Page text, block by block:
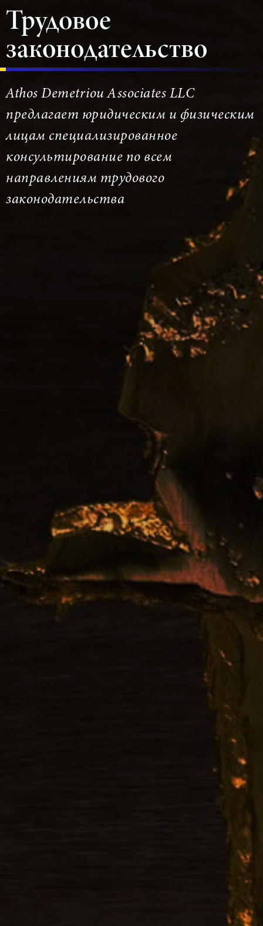
Трудовое
законодательство
Athos Demetriou Associates LLC
предлагает юридическим и физическим
лицам специализированное
консультирование по всем
направлениям трудового
законодательства